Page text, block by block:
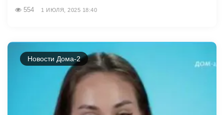
554 1 ИЮЛЯ, 2025 18:40
Новости Дома-2